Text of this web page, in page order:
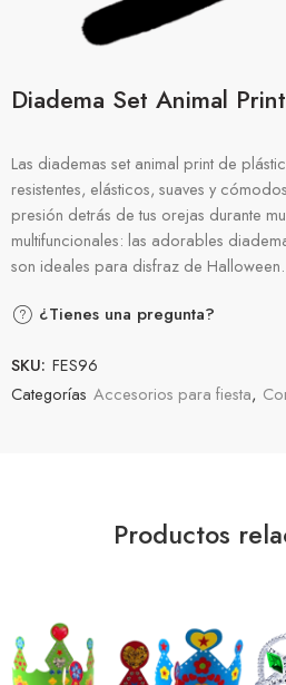
Diadema Set Animal
Las diademas set animal print de
resistentes, elásticos, suaves y
presión detrás de tus orejas durante
multifuncionales: las adorables
son ideales para disfraz de Halloween.
¿Tienes una pregunta?
SKU: FES96
Categorías Accesorios para fiesta,
Productos